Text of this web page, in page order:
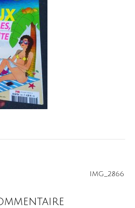
IMG_2866